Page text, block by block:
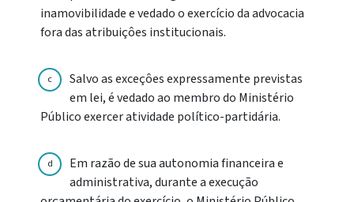
inamovibilidade e vedado o exercício da advocacia
fora das atribuiçôes institucionais.
c
Salvo as exceçôes expressamente previstas
em lei, é vedado ao membro do Ministério
Público exercer atividade político-partidária.
d
Em razão de sua autonomia financeira e
administrativa, durante a execução